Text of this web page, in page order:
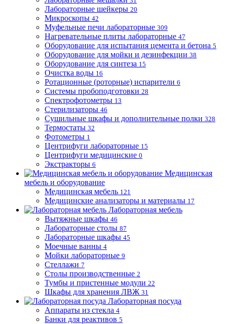
Лабораторные шейкеры 20
Микроскопы 42
Муфельные печи лабораторные 309
Нагревательные плиты лабораторные 47
Оборудование для испытания цемента и бетона 5
Оборудование для мойки и дезинфекции 38
Оборудование для синтеза 15
Очистка воды 16
Ротационные (роторные) испарители 6
Системы пробоподготовки 28
Спектрофотометры 13
Стерилизаторы 46
Сушильные шкафы и дополнительные полки 328
Термостаты 32
Фотометры 1
Центрифуги лабораторные 15
Центрифуги медицинские 0
Экстракторы 6
Медицинская
мебель и оборудование
Медицинская мебель 121
Медицинские анализаторы и материалы 17
Лабораторная мебель
Вытяжные шкафы 46
Лабораторные столы 87
Лабораторные шкафы 45
Моечные ванны 4
Мойки лабораторные 9
Стеллажи 7
Столы производственные 2
Тумбы и пристенные модули 22
Шкафы для хранения ЛВЖ 31
Лабораторная посуда
Аппараты из стекла 4
Банки для реактивов 5